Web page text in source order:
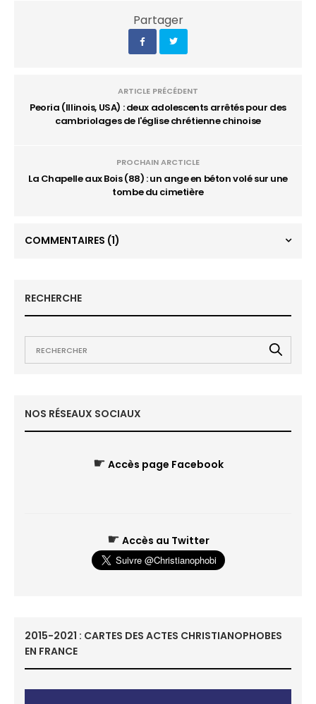
Partager
ARTICLE PRÉCÉDENT
Peoria (Illinois, USA) : deux adolescents arrêtés pour des
cambriolages de l'église chrétienne chinoise
PROCHAIN ARCTICLE
La Chapelle aux Bois (88) : un ange en béton volé sur une
tombe du cimetière
COMMENTAIRES (1)
RECHERCHE
NOS RÉSEAUX SOCIAUX
☛ Accès page Facebook
☛ Accès au Twitter
2015-2021 : CARTES DES ACTES CHRISTIANOPHOBES
EN FRANCE